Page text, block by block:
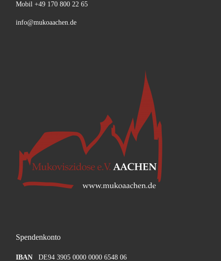
Mobil +49 170 800 22 65
info@mukoaachen.de
Spendenkonto
IBANDE94 3905 0000 0000 6548 06